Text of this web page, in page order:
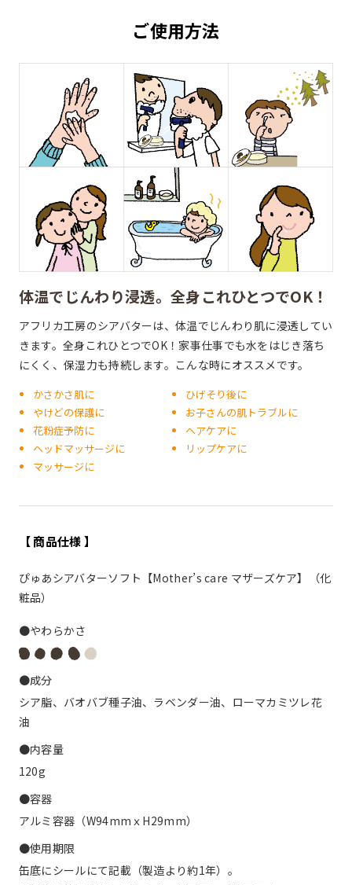
ご使用方法
体温でじんわり浸透。 全身これひとつでOK！
アフリカ工房のシアバターは、体温でじんわり肌に浸透してい
きます。全身これひとつでOK！家事仕事でも水をはじき落ち
にくく、保湿力も持続します。こんな時にオススメです。
かさかさ肌に
ひげそり後に
やけどの保護に
お子さんの肌トラブルに
花粉症予防に
ヘアケアに
ヘッドマッサージに
リップケアに
マッサージに
【 商品仕様 】
ぴゅあシアバターソフト【Mother’s care マザーズケア】（化
粧品）
●やわらかさ
●成分
シア脂、バオバブ種子油、ラベンダー油、ローマカミツレ花
油
●内容量
120g
●容器
アルミ容器（W94mmｘH29mm）
●使用期限
缶底にシールにて記載（製造より約1年）。